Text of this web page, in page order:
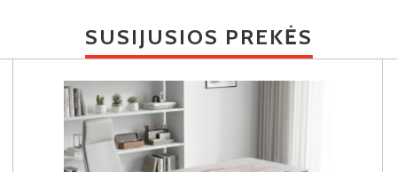
SUSIJUSIOS PREKĖS